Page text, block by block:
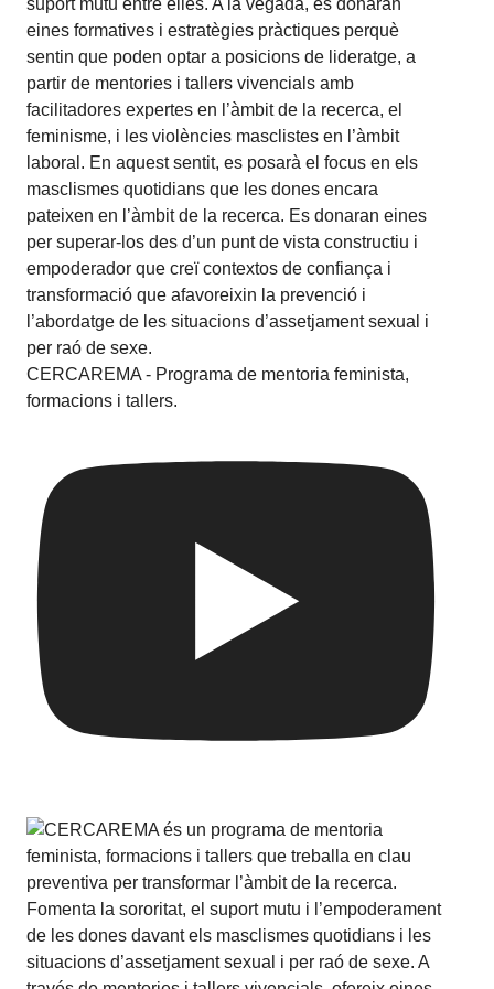
CERCAREMA - Programa de mentoria feminista,
formacions i tallers.